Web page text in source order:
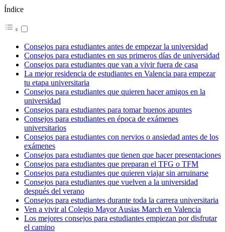
Índice
Consejos para estudiantes antes de empezar la universidad
Consejos para estudiantes en sus primeros días de universidad
Consejos para estudiantes que van a vivir fuera de casa
La mejor residencia de estudiantes en Valencia para empezar
tu etapa universitaria
Consejos para estudiantes que quieren hacer amigos en la
universidad
Consejos para estudiantes para tomar buenos apuntes
Consejos para estudiantes en época de exámenes
universitarios
Consejos para estudiantes con nervios o ansiedad antes de los
exámenes
Consejos para estudiantes que tienen que hacer presentaciones
Consejos para estudiantes que preparan el TFG o TFM
Consejos para estudiantes que quieren viajar sin arruinarse
Consejos para estudiantes que vuelven a la universidad
después del verano
Consejos para estudiantes durante toda la carrera universitaria
Ven a vivir al Colegio Mayor Ausias March en Valencia
Los mejores consejos para estudiantes empiezan por disfrutar
el camino